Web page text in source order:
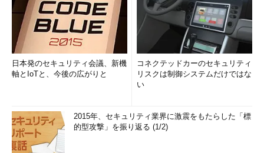
日本発のセキュリティ会議、新機
軸とIoTと、今後の広がりと
コネクテッドカーのセキュリティ
リスクは制御システムだけではな
い
2015年、セキュリティ業界に激震をもたらした「標
的型攻撃」を振り返る (1/2)